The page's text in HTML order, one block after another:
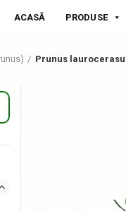
ACASĂ PRODUSE
Prunus